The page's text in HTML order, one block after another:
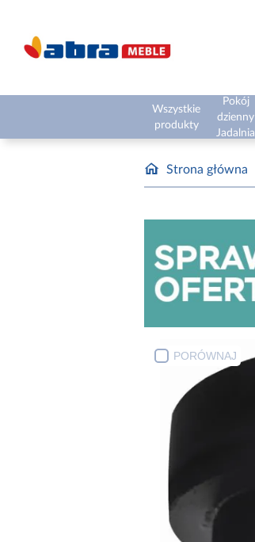
Wszystkie
produkty
Pokój
dzienny
Jadalnia
Strona główna
PORÓWNAJ